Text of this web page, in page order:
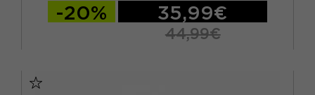
-20% 35,99€
44,99€